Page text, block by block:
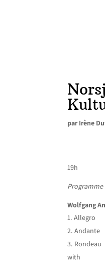
parIrène
19h
Wolfgang
Allegro
Andante
Rondeau
with